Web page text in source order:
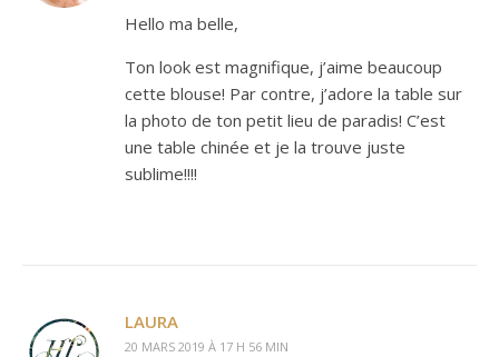
Hello ma belle,
Ton look est magnifique, j’aime beaucoup
cette blouse! Par contre, j’adore la table sur
la photo de ton petit lieu de paradis! C’est
une table chinée et je la trouve juste
sublime!!!!
LAURA
20 MARS 2019 À 17 H 56 MIN